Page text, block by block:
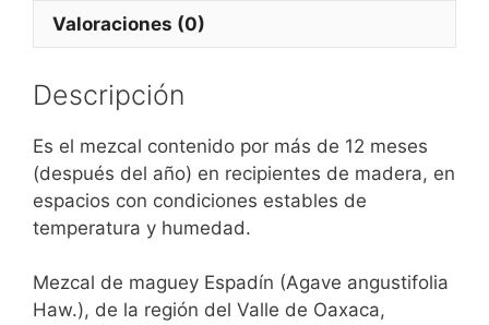
Valoraciones (0)
Descripción
Es el mezcal contenido por más de 12 meses
(después del año) en recipientes de madera, en
espacios con condiciones estables de
temperatura y humedad.
Mezcal de maguey Espadín (Agave angustifolia
Haw.), de la región del Valle de Oaxaca,